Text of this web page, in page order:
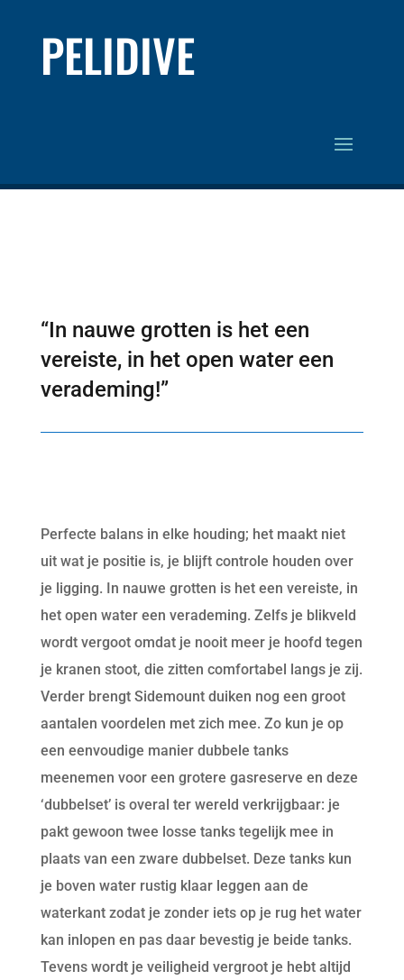
PELIDIVE
“In nauwe grotten is het een
vereiste, in het open water een
verademing!”
Perfecte balans in elke houding; het maakt niet
uit wat je positie is, je blijft controle houden over
je ligging. In nauwe grotten is het een vereiste, in
het open water een verademing. Zelfs je blikveld
wordt vergoot omdat je nooit meer je hoofd tegen
je kranen stoot, die zitten comfortabel langs je zij.
Verder brengt Sidemount duiken nog een groot
aantalen voordelen met zich mee. Zo kun je op
een eenvoudige manier dubbele tanks
meenemen voor een grotere gasreserve en deze
‘dubbelset’ is overal ter wereld verkrijgbaar: je
pakt gewoon twee losse tanks tegelijk mee in
plaats van een zware dubbelset. Deze tanks kun
je boven water rustig klaar leggen aan de
waterkant zodat je zonder iets op je rug het water
kan inlopen en pas daar bevestig je beide tanks.
Tevens wordt je veiligheid vergroot je hebt altijd